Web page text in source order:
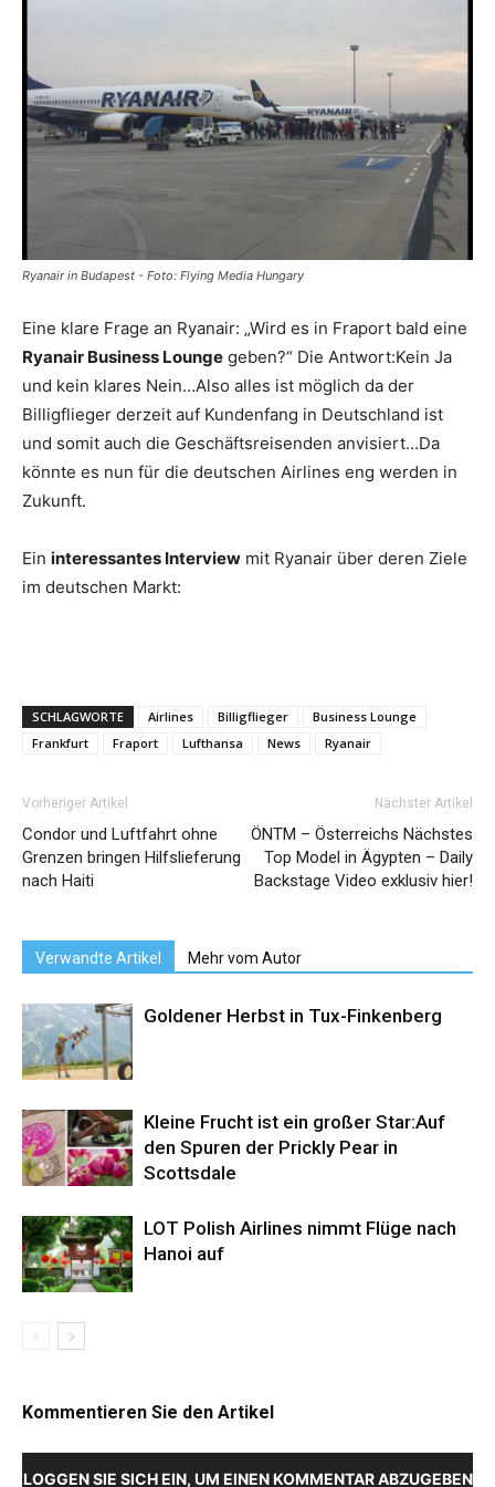
Ryanair in Budapest - Foto: Flying Media Hungary
Eine klare Frage an Ryanair: „Wird es in Fraport bald eine
Ryanair Business Lounge geben?“ Die Antwort:Kein Ja
und kein klares Nein…Also alles ist möglich da der
Billigflieger derzeit auf Kundenfang in Deutschland ist
und somit auch die Geschäftsreisenden anvisiert…Da
könnte es nun für die deutschen Airlines eng werden in
Zukunft.
Ein interessantes Interview mit Ryanair über deren Ziele
im deutschen Markt:
SCHLAGWORTE Airlines Billigflieger
Business Lounge
Frankfurt
Fraport Lufthansa News Ryanair
Vorheriger Artikel
Condor und Luftfahrt ohne
Grenzen bringen Hilfslieferung
nach Haiti
Nächster Artikel
ÖNTM – Österreichs Nächstes
Top Model in Ägypten – Daily
Backstage Video exklusiv hier!
Verwandte Artikel Mehr vom Autor
Goldener Herbst in Tux-Finkenberg
Kleine Frucht ist ein großer Star:Auf
den Spuren der Prickly Pear in
Scottsdale
LOT Polish Airlines nimmt Flüge nach
Hanoi auf
Kommentieren Sie den Artikel
LOGGEN SIE SICH EIN, UM EINEN KOMMENTAR ABZUGEBEN